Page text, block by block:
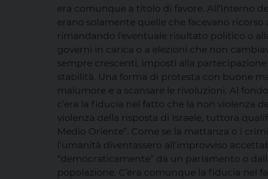
era comunque a titolo di favore. All’interno
erano solamente quelle che facevano
rimandando l’eventuale risultato politico o
governi in carica o a elezioni che non
sempre crescenti, imposti alla
stabilità. Una forma di protesta con buone
malumore e a scansare le rivoluzioni. Al
c’era la fiducia nel fatto che la non violenza
violenza della risposta di Israele, tuttora
Medio Oriente”. Come se la mattanza o i
l’umanità diventassero all’improvviso
“democraticamente” da un parlamento o
popolazione. C’era comunque la fiducia nel